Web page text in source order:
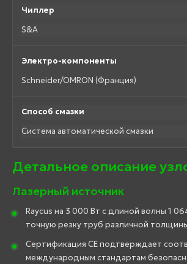
Чиллер
S&A
Электро-компоненты
Schneider/OMRON (Франция)
Способ смазки
Система автоматической смазки
Детальное описание
Лазерный источник
Raycus на 3 000 Вт с длиной волны 1
точную резку труб различной
Сертификация CE подтверждает
международным стандартам